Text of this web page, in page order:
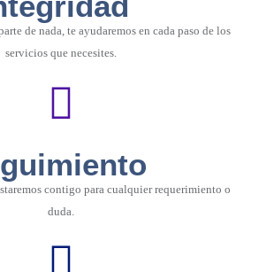
de nada, te ayudaremos en cada paso de los
servicios que necesites.
contigo para cualquier requerimiento o
duda.